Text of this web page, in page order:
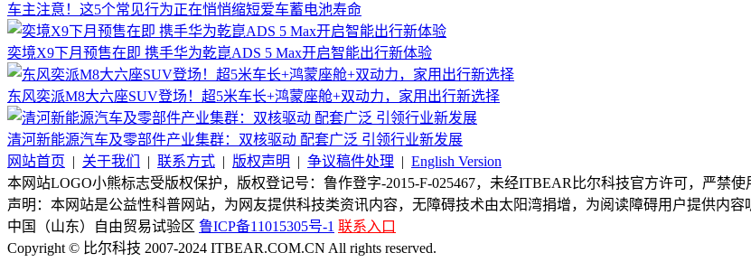
车主注意！这5个常见行为正在悄悄缩短爱车蓄电池寿命
奕境X9下月预售在即 携手华为乾崑ADS 5 Max开启智能出行新体验
东风奕派M8大六座SUV登场！超5米车长+鸿蒙座舱+双动力，家用出行新选择
清河新能源汽车及零部件产业集群：双核驱动 配套广泛 引领行业新发展
网站首页 | 关于我们 | 联系方式 | 版权声明 | 争议稿件处理 | English Version
本网站LOGO小熊标志受版权保护，版权登记号：鲁作登字-2015-F-025467，未经ITBEAR比尔科技官方许可，严禁使
声明：本网站是公益性科普网站，为网友提供科技类资讯内容，无障碍技术由太阳湾捐增，为阅读障碍用户提供内
中国（山东）自由贸易试验区 鲁ICP备11015305号-1 联系入口
Copyright © 比尔科技 2007-2024 ITBEAR.COM.CN All rights reserved.